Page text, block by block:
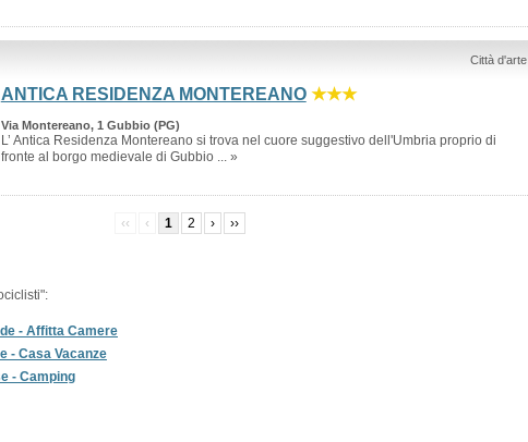
Città d'arte
ANTICA RESIDENZA MONTEREANO ★★★
Via Montereano, 1 Gubbio (PG)
L’ Antica Residenza Montereano si trova nel cuore suggestivo dell'Umbria proprio di
fronte al borgo medievale di Gubbio ... »
‹‹ ‹ 1 2 › ››
- Affitta Camere
- Casa Vacanze
- Camping